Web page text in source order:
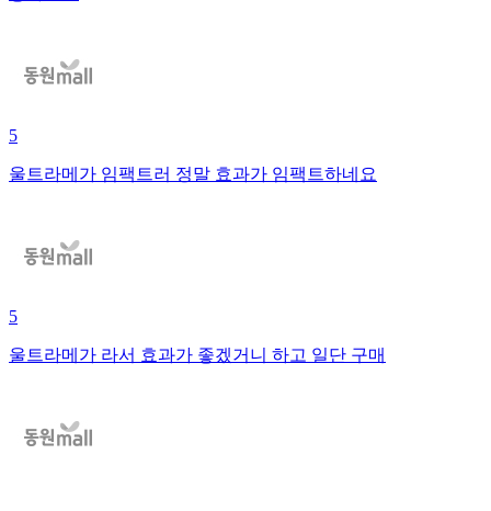
5
울트라메가 임팩트러 정말 효과가 임팩트하네요
5
울트라메가 라서 효과가 좋겠거니 하고 일단 구매